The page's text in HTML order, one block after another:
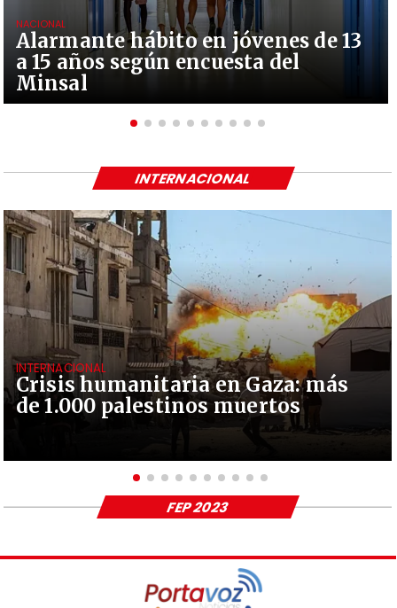
Alarmante hábito en jóvenes de 13
a 15 años según encuesta del
Minsal
NACIONAL
Crisis humanitaria en Gaza: más
de 1.000 palestinos muertos
INTERNACIONAL
INTERNACIONAL
FEP 2023